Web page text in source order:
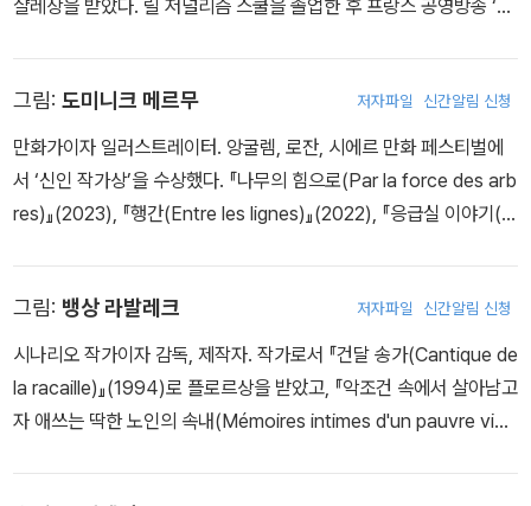
샬레상을 받았다. 릴 저널리즘 스쿨을 졸업한 후 프랑스 공영방송 ‘프
5’에서 다큐멘터리 시리즈 <전선에서(Sur le Front)>를 제작 및 진
행하고 있고, 2022년에는 환경 및 사회 문제를 다루는 온라인 탐사
매체 ‘바키타’를 만들었다. 『토끼는 당근을 먹지 않는다(Les Lapins
ne mangent pas de carottes)』(2022), 『생태 전쟁 일지(Journ
었나(Comment j'ai arrêté de manger les animaux)』(2019)를
썼다.
그림: 도미니크 메르무 저자파일 신간알림 신청
만화가이자 일러스트레이터. 앙굴렘, 로잔, 시에르 만화 페스티벌에
서 ‘신인 작가상’을 수상했다. 『나무의 힘으로(Par la force des arb
res)』(2023), 『행간(Entre les lignes)』(2022), 『응급실 이야기(L
그림: 뱅상 라발레크 저자파일 신간알림 신청
시나리오 작가이자 감독, 제작자. 작가로서 『건달 송가(Cantique de
la racaille)』(1994)로 플로르상을 받았고, 『악조건 속에서 살아남고
자 애쓰는 딱한 노인의 속내(Mémoires intimes d'un pauvre vieu